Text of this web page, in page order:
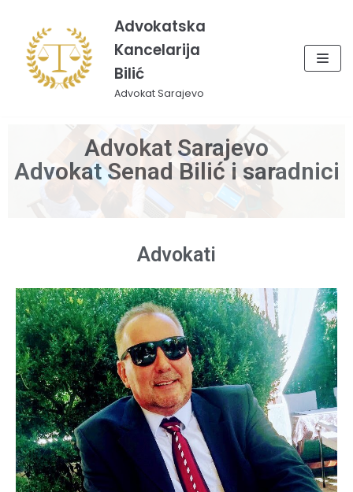
content
Advokatska
Kancelarija
Bilić
Advokat Sarajevo
Advokat Sarajevo
Advokat Senad Bilić i saradnici
Advokati